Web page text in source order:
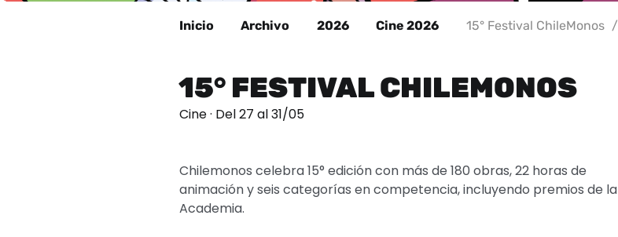
Inicio Archivo 2026 Cine 2026 15° Festival ChileMonos /
15° FESTIVAL CHILEMONOS
Cine · Del 27 al 31/05
Chilemonos celebra 15° edición con más de 180 obras, 22 horas de
animación y seis categorías en competencia, incluyendo premios de la
Academia.